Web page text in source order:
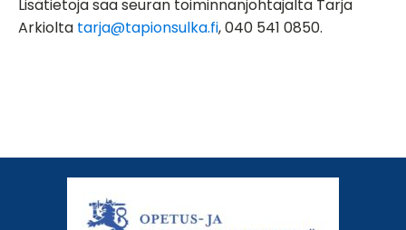
Lisätietoja saa seuran toiminnanjohtajalta Tarja
Arkiolta tarja@tapionsulka.fi, 040 541 0850.